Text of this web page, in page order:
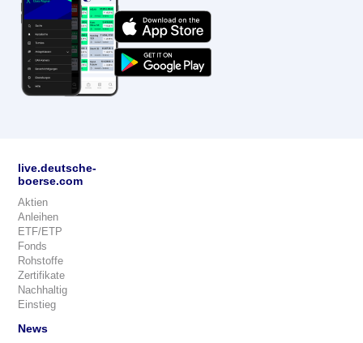
live.deutsche-
boerse.com
Aktien
Anleihen
ETF/ETP
Fonds
Rohstoffe
Zertifikate
Nachhaltig
Einstieg
News